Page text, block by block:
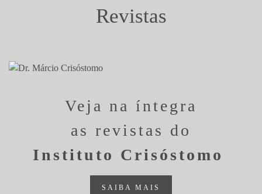
Revistas
Veja na íntegra
as revistas do
Instituto Crisóstomo
SAIBA MAIS